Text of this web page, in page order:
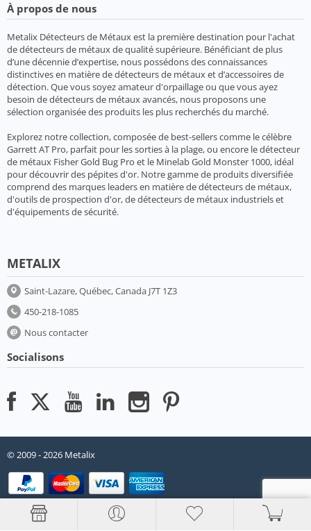
À propos de nous
Metalix Détecteurs de Métaux est la première destination pour l'achat
de détecteurs de métaux de qualité supérieure. Bénéficiant de plus
d’une décennie d’expertise, nous possédons des connaissances
distinctives en matière de détecteurs de métaux et d’accessoires de
détection. Que vous soyez amateur d'orpaillage ou que vous ayez
besoin de détecteurs de métaux avancés, nous proposons une
sélection organisée des produits les plus recherchés du marché.
Explorez notre collection, composée de best-sellers comme le célèbre
Garrett AT Pro, parfait pour les sorties à la plage, ou encore le détecteur
de métaux Fisher Gold Bug Pro et le Minelab Gold Monster 1000, idéal
pour découvrir des pépites d'or. Notre gamme de produits diversifiée
comprend des marques leaders en matière de détecteurs de métaux,
d'outils de prospection d'or, de détecteurs de métaux industriels et
d'équipements de sécurité.
METALIX
Saint-Lazare, Québec, Canada J7T 1Z3
450-218-1085
Nous contacter
Socialisons
© 2009 - 2026 Metalix